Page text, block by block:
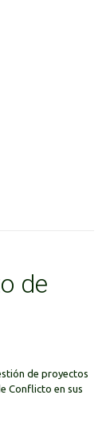
de
de proyectos
Conflicto en sus